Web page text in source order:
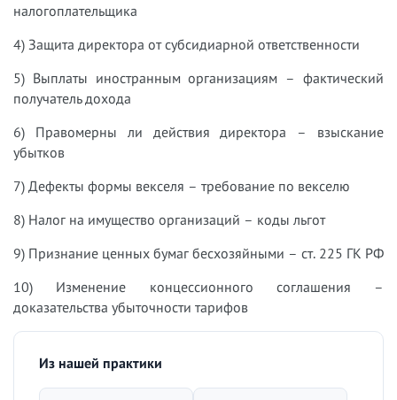
налогоплательщика
4) Защита директора от субсидиарной ответственности
5) Выплаты иностранным организациям – фактический
получатель дохода
6) Правомерны ли действия директора – взыскание
убытков
7) Дефекты формы векселя – требование по векселю
8) Налог на имущество организаций – коды льгот
9) Признание ценных бумаг бесхозяйными – ст. 225 ГК РФ
10) Изменение концессионного соглашения –
доказательства убыточности тарифов
Из нашей практики